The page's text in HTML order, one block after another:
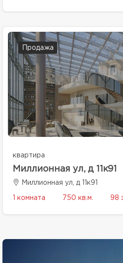
Продажа
квартира
Миллионная ул, д 11к91
Миллионная ул, д 11к91
1 комната 750 кв.м. 98